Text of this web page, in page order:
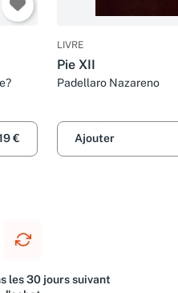
€
LIVRE
Pie XII
Padellaro Nazareno
Ajouter
les 30 jours suivant